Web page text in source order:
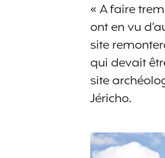
« A faire
ont en vu
site
qui devait
site
Jéricho.